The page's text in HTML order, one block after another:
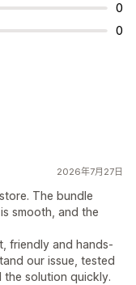
0
0
2026年7月27日
The bundle
smooth, and the
friendly and hands-
our issue, tested
solution quickly.